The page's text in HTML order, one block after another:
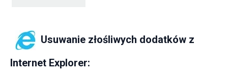
Usuwanie złośliwych dodatków z
Internet Explorer: